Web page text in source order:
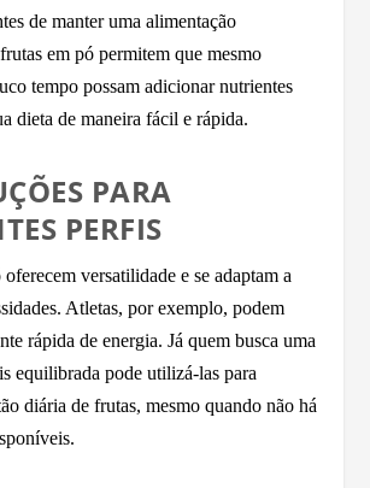
de manter uma alimentação
em pó permitem que mesmo
tempo possam adicionar nutrientes
dieta de maneira fácil e rápida.
PARA
PERFIS
versatilidade e se adaptam a
Atletas, por exemplo, podem
rápida de energia. Já quem busca uma
equilibrada pode utilizá-las para
diária de frutas, mesmo quando não há